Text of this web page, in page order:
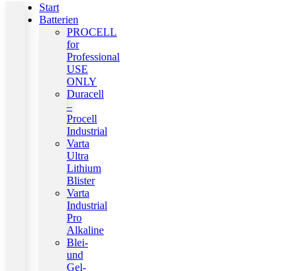
Start
Batterien
PROCELL
for
Professional
USE
ONLY
Duracell
–
Procell
Industrial
Varta
Ultra
Lithium
Blister
Varta
Industrial
Pro
Alkaline
Blei-
und
Gel-